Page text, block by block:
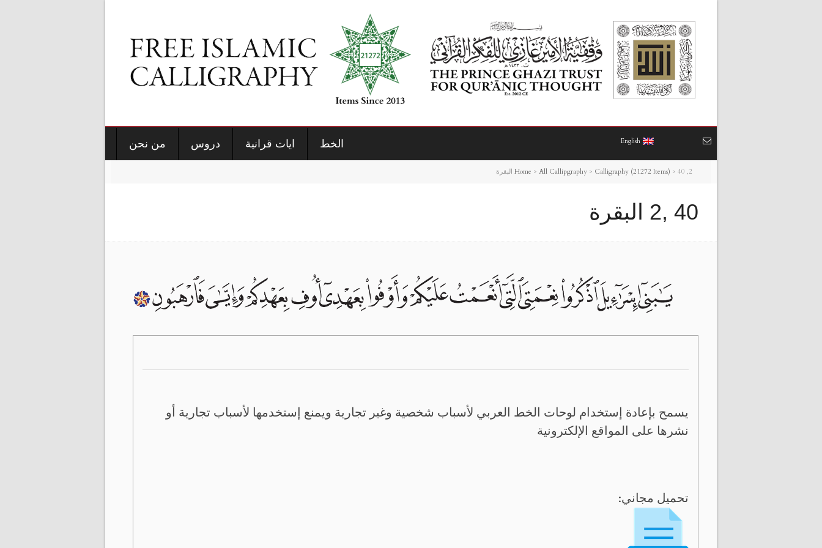
الخط ايات قرانية دروس من نحن English
Home > All Callipgraphy > Calligraphy (21272 Items) > 40 ,2 البقرة
40 ,2 البقرة
يسمح بإعادة إستخدام لوحات الخط العربي لأسباب شخصية وغير تجارية ويمنع إستخدمها لأسباب تجارية أو
نشرها على المواقع الإلكترونية
تحميل مجاني: